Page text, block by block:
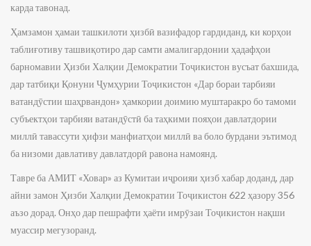
карда тавонад.
Ҳамзамон ҳамаи ташкилоти ҳизбӣ вазифадор гардиданд, ки корҳои
таблиғотиву ташвиқотиро дар самти амалигардонии ҳадафҳои
барномавии Ҳизби Халқии Демократии Тоҷикистон вусъат бахшида,
дар татбиқи Қонуни Ҷумҳурии Тоҷикистон «Дар бораи тарбияи
ватандӯстии шаҳрвандон» ҳамкории доимию муштаракро бо тамоми
субъектҳои тарбияи ватандӯстӣ ба таҳкими пояҳои давлатдории
миллӣ тавассути ҳифзи манфиатҳои миллӣ ва боло бурдани эътимод
ба низоми давлативу давлатдорӣ равона намоянд.
Тавре ба АМИТ «Ховар» аз Кумитаи иҷроияи ҳизб хабар доданд, дар
айни замон Ҳизби Халқии Демократии Тоҷикистон 622 ҳазору 356
аъзо дорад. Онҳо дар пешрафти ҳаёти имрӯзаи Тоҷикистон нақши
муассир мегузоранд.